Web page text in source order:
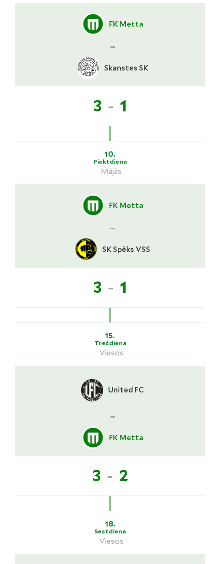
FK Metta
-
Skanstes SK
3 - 1
10.
Piektdiena
Mājās
FK Metta
-
SK Spēks VSS
3 - 1
15.
Trešdiena
Viesos
United FC
-
FK Metta
3 - 2
18.
Sestdiena
Viesos